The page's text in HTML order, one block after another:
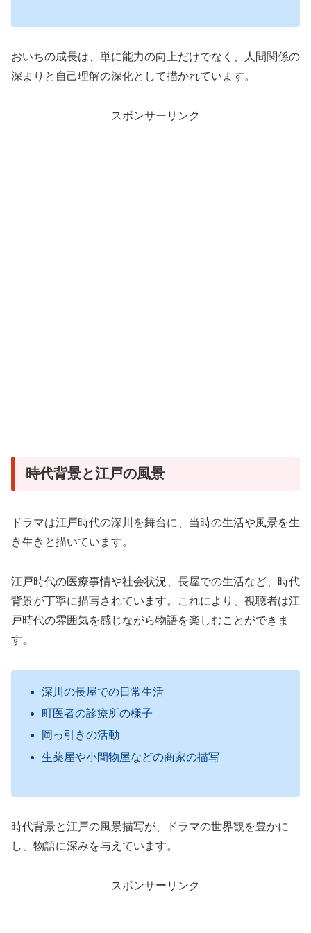
おいちの成長は、単に能力の向上だけでなく、人間関係の
深まりと自己理解の深化として描かれています。
スポンサーリンク
時代背景と江戸の風景
ドラマは江戸時代の深川を舞台に、当時の生活や風景を生
き生きと描いています。
江戸時代の医療事情や社会状況、長屋での生活など、時代
背景が丁寧に描写されています。これにより、視聴者は江
戸時代の雰囲気を感じながら物語を楽しむことができま
す。
深川の長屋での日常生活
町医者の診療所の様子
岡っ引きの活動
生薬屋や小間物屋などの商家の描写
時代背景と江戸の風景描写が、ドラマの世界観を豊かに
し、物語に深みを与えています。
スポンサーリンク